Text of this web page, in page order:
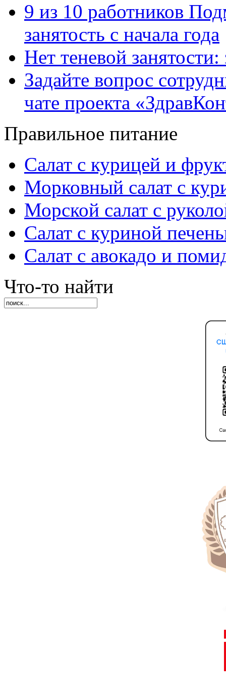
9 из 10 работников
занятость с начала года
Нет теневой
Задайте вопрос
чате проекта
Правильное питание
Салат с курицей и
Морковный салат с
Морской салат с
Салат с куриной
Салат с авокадо и
Что-то найти